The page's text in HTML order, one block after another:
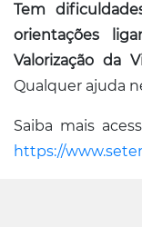
Tem
orientações
Valorização da
Qualquer ajuda
Saiba mais
https://